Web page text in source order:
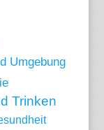
Umgebung
Trinken